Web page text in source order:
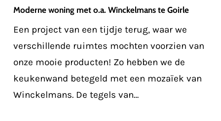
met
o.a.
Winckelmans
Goirle
Moderne woning met o.a. Winckelmans te Goirle
Een project van een tijdje terug, waar we
verschillende ruimtes mochten voorzien van
onze mooie producten! Zo hebben we de
keukenwand betegeld met een mozaïek van
Winckelmans. De tegels van…